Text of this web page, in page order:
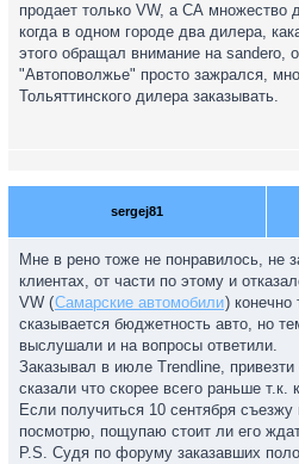
продает только VW, а СА множество
когда в одном городе два дилера,
этого обращал внимание на sandero,
"Автоповолжье" просто зажрался,
Тольяттинского дилера заказывать.
sergej81
Мне в рено тоже не понравилось, не
клиентах, от части по этому и
VW (Самарские автомобили) конечно
сказывается бюджетность авто, но
выслушали и на вопросы ответили.
Заказывал в июле Trendline,
сказали что скорее всего раньше т.к.
Если получиться 10 сентября
посмотрю, пощупаю стоит ли его
P.S. Судя по форуму заказавших